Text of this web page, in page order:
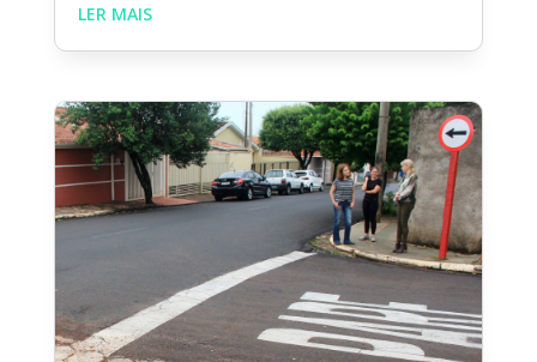
LER MAIS